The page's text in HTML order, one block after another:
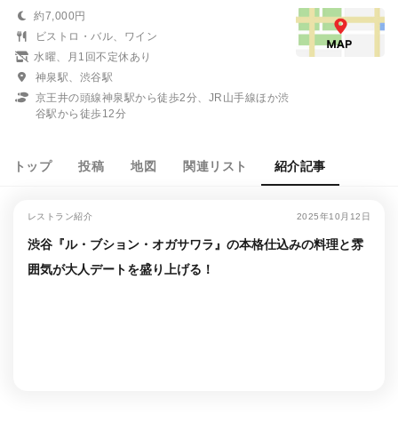
約7,000円
ビストロ・バル、ワイン
水曜、月1回不定休あり
神泉駅、渋谷駅
京王井の頭線神泉駅から徒歩2分、JR山手線ほか渋
谷駅から徒歩12分
トップ 投稿 地図 関連リスト 紹介記事
レストラン紹介 2025年10月12日
渋谷『ル・ブション・オガサワラ』の本格仕込みの料理と雰
囲気が大人デートを盛り上げる！